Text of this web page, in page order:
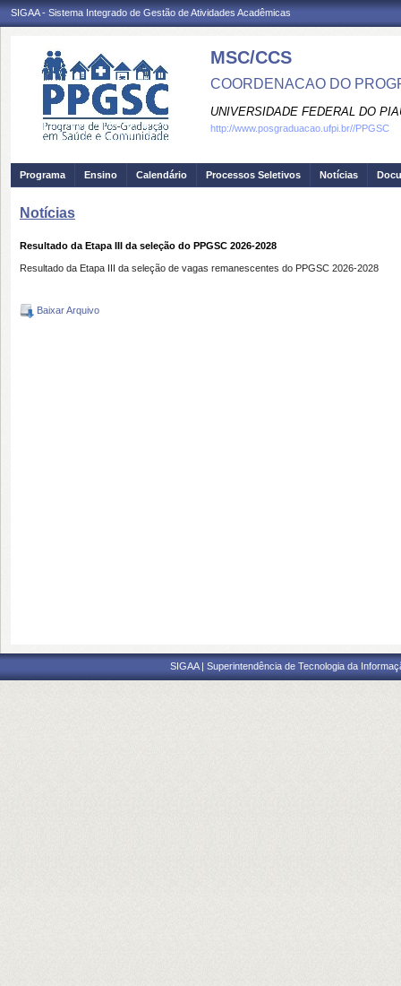
SIGAA - Sistema Integrado de Gestão de Atividades Acadêmicas
MSC/CCS
COORDENACAO DO
UNIVERSIDADE FEDERAL DO
http://www.posgraduacao.ufpi.br//PPGSC
Programa Ensino Calendário Processos Seletivos Notícias
Notícias
Resultado da Etapa III da seleção do PPGSC 2026-2028
Resultado da Etapa III da seleção de vagas remanescentes do PPGSC 2026-2028
Baixar Arquivo
SIGAA | Superintendência de Tecnologia da